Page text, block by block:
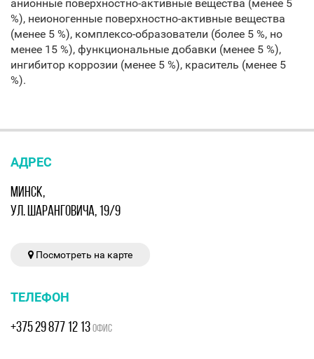
анионные поверхностно-активные вещества (менее 5
%), неионогенные поверхностно-активные вещества
(менее 5 %), комплексо-образователи (более 5 %, но
менее 15 %), функциональные добавки (менее 5 %),
ингибитор коррозии (менее 5 %), краситель (менее 5
%).
АДРЕС
МИНСК,
УЛ. ШАРАНГОВИЧА, 19/9
Посмотреть на карте
ТЕЛЕФОН
+375 29 877 12 13ОФИС